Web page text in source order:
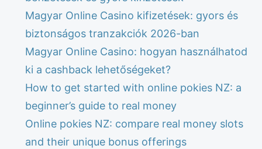
Magyar Online Casino kifizetések: gyors és
biztonságos tranzakciók 2026-ban
Magyar Online Casino: hogyan használhatod
ki a cashback lehetőségeket?
How to get started with online pokies NZ: a
beginner’s guide to real money
Online pokies NZ: compare real money slots
and their unique bonus offerings